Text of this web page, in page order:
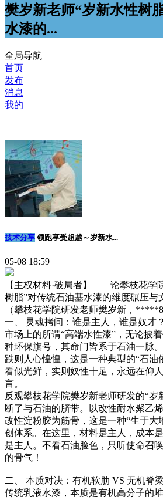
樊岁新老师“岁新水性树
水漆的...
全局导航
首页
发布
消息
我的
技术分享 领跑享受超越～岁新水...
05-08 18:59
【主权材料·破局者】——论攀枝花学
树脂”对传统石油基水漆的维度碾压与
（攀枝花学院研发老师樊岁新，
一、 灵魂拷问：谁是主人，谁是奴才？
市场上的所谓“高端水性漆”，无论披
种环保旗号，其命门皆系于石油一脉
跌则人心惶惶，这是一种典型的“石油
看似光鲜，实则奴性十足，永远在仰
言。
反观攀枝花学院樊岁新老师研发的“岁
断了与石油的脐带。以改性耐水聚乙
改性淀粉胶为筋骨，这是一种“生于大
创体系。在这里，材料是主人，成本
是主人。不看石油脸色，只听使命召
的骨气！
二、 本质对决：有机软肋 VS 无机脊梁
传统乳液水漆，本质是有机高分子的